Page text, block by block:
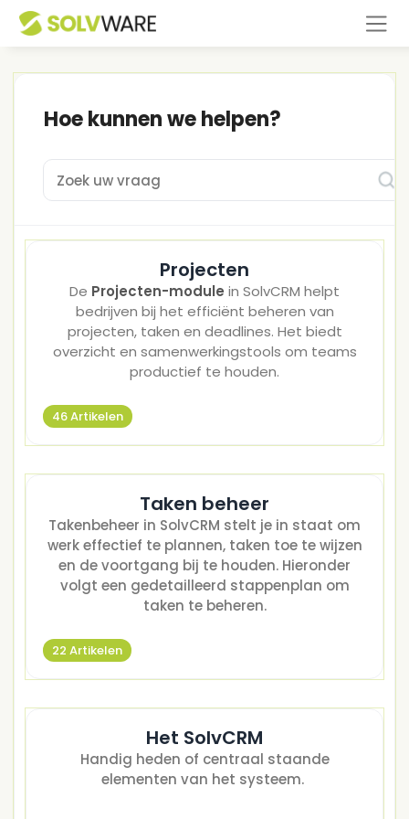
Hoe kunnen we helpen?
Projecten
De Projecten-module in SolvCRM helpt
bedrijven bij het efficiënt beheren van
projecten, taken en deadlines. Het biedt
overzicht en samenwerkingstools om teams
productief te houden.
46 Artikelen
Taken beheer
Takenbeheer in SolvCRM stelt je in staat om
werk effectief te plannen, taken toe te wijzen
en de voortgang bij te houden. Hieronder
volgt een gedetailleerd stappenplan om
taken te beheren.
22 Artikelen
Het SolvCRM
Handig heden of centraal staande
elementen van het systeem.